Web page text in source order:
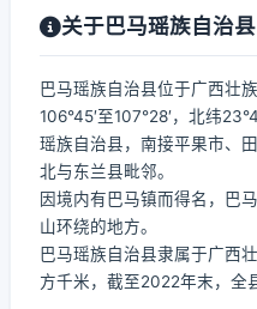
关于巴马瑶族自治县
巴马瑶族自治县位于广西壮
106°45′至107°28′，北纬
瑶族自治县，南接平果市、
北与东兰县毗邻。
因境内有巴马镇而得名，巴
山环绕的地方。
巴马瑶族自治县隶属于广西
方千米，截至2022年末，全